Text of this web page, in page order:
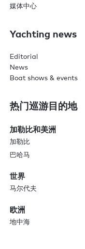
媒体中心
Yachting news
Editorial
News
Boat shows & events
热门巡游目的地
加勒比和美洲
加勒比
巴哈马
世界
马尔代夫
欧洲
地中海